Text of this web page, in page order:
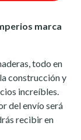
marca
todo en
construcción y
increíbles.
del envío será
recibir en